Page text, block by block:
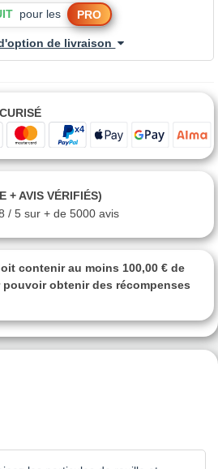
pour les PRO
de livraison
+ AVIS VÉRIFIÉS)
/ 5 sur + de 5000 avis
contenir au moins 100,00 € de
obtenir des récompenses